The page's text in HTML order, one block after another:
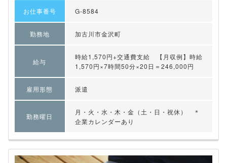
お仕事番号 G-8584
勤務地 加古川市金沢町
給与
時給1,570円+交通費支給 【月収例】時給
1,570円×7時間50分×20日＝246,000円
雇用形態 派遣
勤務曜日
月・火・水・木・金（土・日・祝休） ＊
企業カレンダーあり